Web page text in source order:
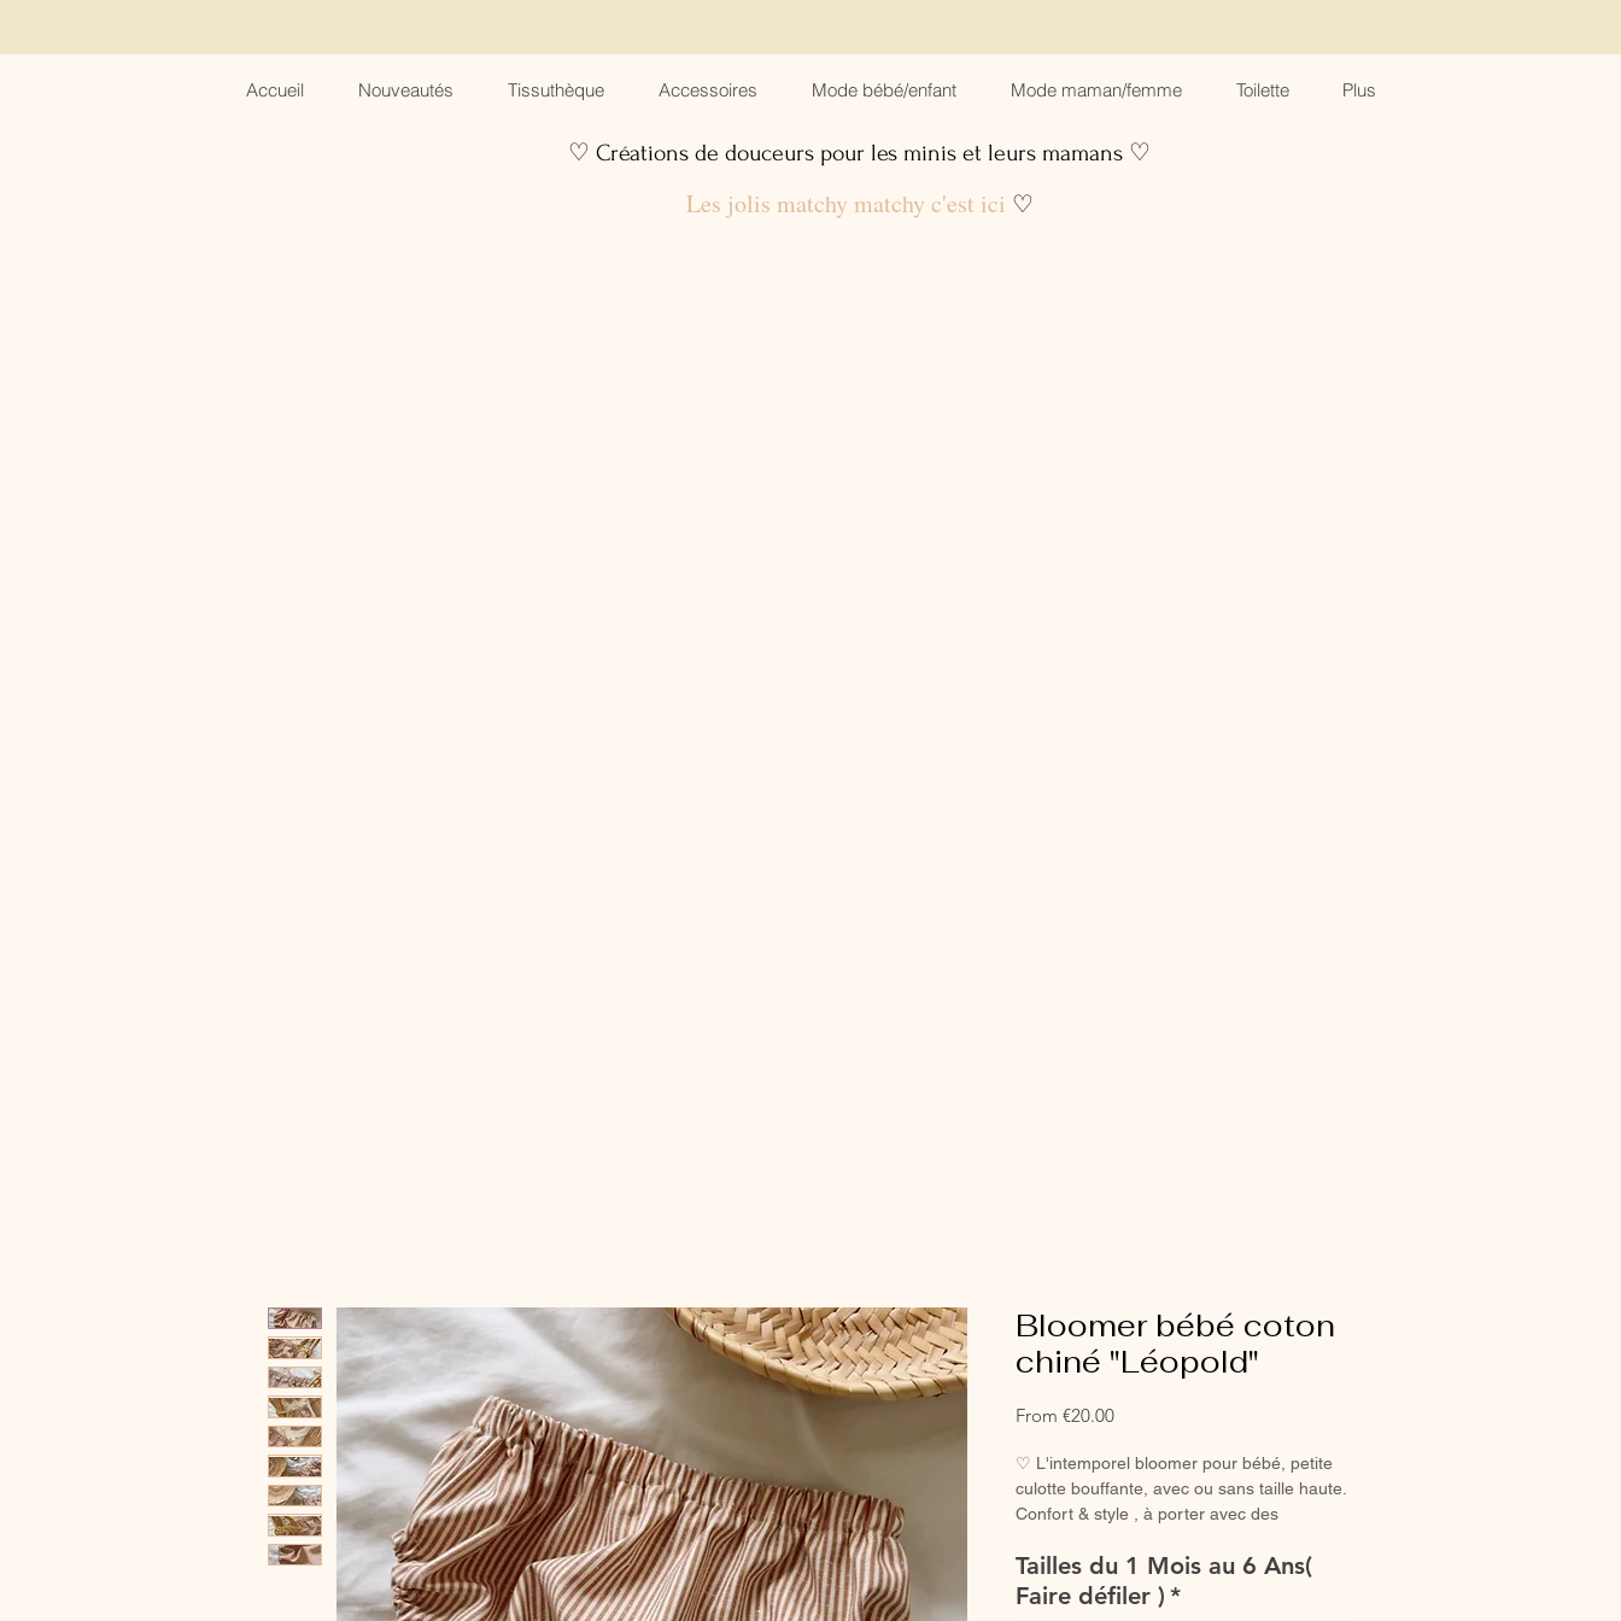
Accueil Nouveautés Tissuthèque Accessoires Mode bébé/enfant Mode maman/femme Toilette Plus
♡ Créations de douceurs pour les minis et leurs mamans ♡
Les jolis matchy matchy c'est ici ♡
Bloomer bébé coton
chiné "Léopold"
From €20.00Sale
♡ L'intemporel bloomer pour bébé, petite
culotte bouffante, avec ou sans taille haute.
Confort & style , à porter avec des
♡ Petit Bloomer entièrement réalisé à la
main.
Tailles du 1 Mois au 6 Ans(
Faire défiler ) *